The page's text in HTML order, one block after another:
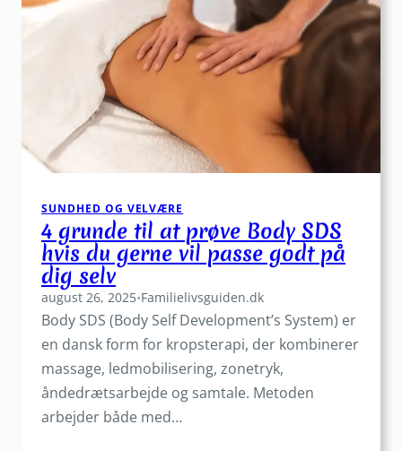
SUNDHED OG VELVÆRE
4 grunde til at prøve Body SDS
hvis du gerne vil passe godt på
dig selv
august 26, 2025•Familielivsguiden.dk
Body SDS (Body Self Development’s System) er
en dansk form for kropsterapi, der kombinerer
massage, ledmobilisering, zonetryk,
åndedrætsarbejde og samtale. Metoden
arbejder både med…